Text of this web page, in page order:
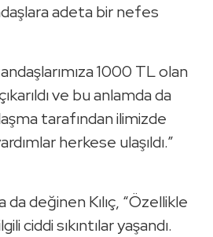
adeta bir nefes
1000 TL olan
ve bu anlamda da
tarafından ilimizde
herkese ulaşıldı.”
değinen Kılıç, “Özellikle
ciddi sıkıntılar yaşandı.